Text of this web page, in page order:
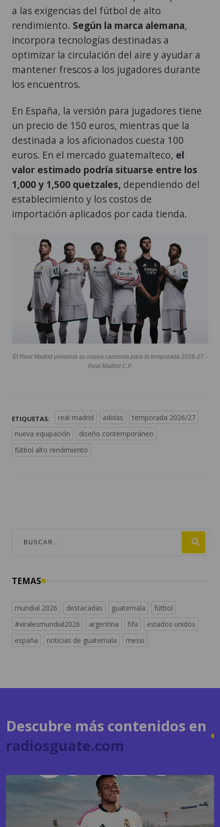
a las exigencias del fútbol de alto
rendimiento. Según la marca alemana,
incorpora tecnologías destinadas a
optimizar la circulación del aire y ayudar a
mantener frescos a los jugadores durante
los encuentros.
En España, la versión para jugadores tiene
un precio de 150 euros, mientras que la
destinada a los aficionados cuesta 100
euros. En el mercado guatemalteco, el
valor estimado podría situarse entre los
1,000 y 1,500 quetzales, dependiendo del
establecimiento y los costos de
importación aplicados por cada tienda.
El Real Madrid presenta su nueva camiseta para la temporada 2026-27 -
Real Madrid C.F.
ETIQUETAS: real madrid adidas
temporada 2026/27
nueva equipación
diseño contemporáneo
fútbol alto rendimiento
TEMAS
mundial 2026 destacadas guatemala
fútbol
#viralesmundial2026
argentina fifa
estados unidos
españa
noticias de guatemala messi
Descubre más contenidos en
radiosguate.com